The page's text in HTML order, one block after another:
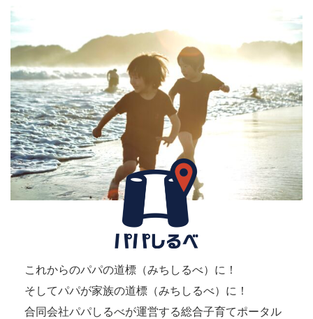
これからのパパの道標（みちしるべ）に！
そしてパパが家族の道標（みちしるべ）に！
合同会社パパしるべが運営する総合子育てポータル